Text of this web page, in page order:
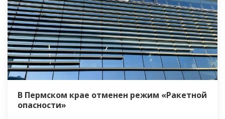
В Пермском крае отменен режим «Ракетной
опасности»